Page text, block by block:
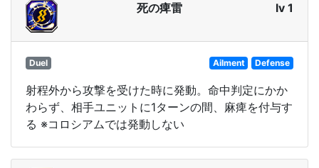
死の痺雷 lv 1
Duel Ailment Defense
射程外から攻撃を受けた時に発動。命中判定にかか
わらず、相手ユニットに1ターンの間、麻痺を付与す
る ※コロシアムでは発動しない